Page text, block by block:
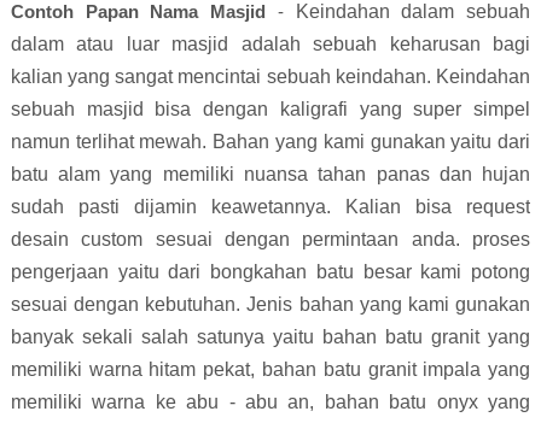
Contoh Papan Nama Masjid -
Keindahan dalam sebuah
dalam atau luar masjid adalah sebuah keharusan bagi
kalian yang sangat mencintai sebuah keindahan. Keindahan
sebuah masjid bisa dengan kaligrafi yang super simpel
namun terlihat mewah. Bahan yang kami gunakan yaitu dari
batu alam yang memiliki nuansa tahan panas dan hujan
sudah pasti dijamin keawetannya. Kalian bisa request
desain custom sesuai dengan permintaan anda. proses
pengerjaan yaitu dari bongkahan batu besar kami potong
sesuai dengan kebutuhan. Jenis bahan yang kami gunakan
banyak sekali salah satunya yaitu bahan batu granit yang
memiliki warna hitam pekat, bahan batu granit impala yang
memiliki warna ke abu - abu an, bahan batu onyx yang